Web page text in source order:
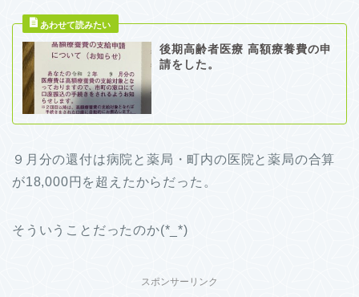
後期高齢者医療 高額療養費の申
請をした。
９月分の還付は病院と薬局・町内の医院と薬局の合算
が18,000円を超えたからだった。
そういうことだったのか(*_*)
スポンサーリンク